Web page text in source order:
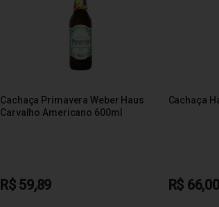
Cachaça Primavera Weber Haus
Carvalho Americano 600ml
R$ 59,89
Cachaça
R$ 66,00